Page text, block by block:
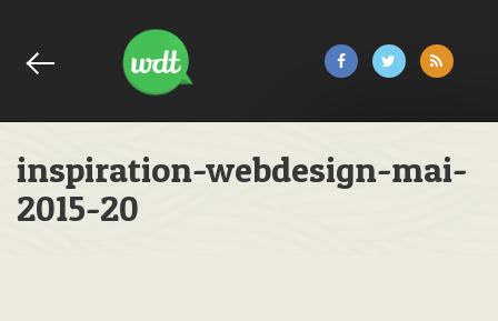
inspiration-webdesign-mai-
2015-20